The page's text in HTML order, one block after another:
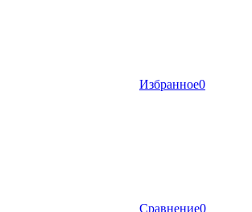
Избранное0
Сравнение0